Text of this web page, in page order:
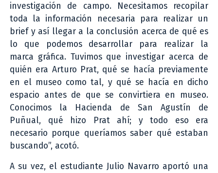
investigación de campo. Necesitamos recopilar
toda la información necesaria para realizar un
brief y así llegar a la conclusión acerca de qué es
lo que podemos desarrollar para realizar la
marca gráfica. Tuvimos que investigar acerca de
quién era Arturo Prat, qué se hacía previamente
en el museo como tal, y qué se hacía en dicho
espacio antes de que se convirtiera en museo.
Conocimos la Hacienda de San Agustín de
Puñual, qué hizo Prat ahí; y todo eso era
necesario porque queríamos saber qué estaban
buscando”, acotó.
A su vez, el estudiante Julio Navarro aportó una